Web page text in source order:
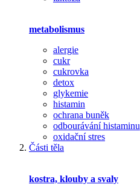
metabolismus
alergie
cukr
cukrovka
detox
glykemie
histamin
ochrana buněk
odbourávání histaminu
oxidační stres
Části těla
kostra, klouby a svaly